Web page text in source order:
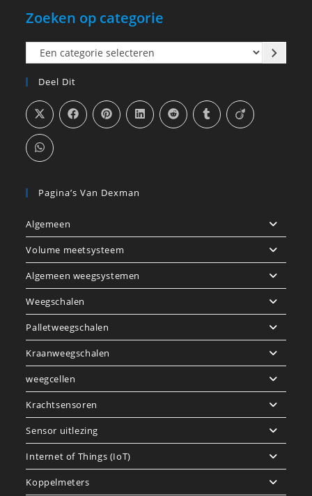
Zoeken op categorie
Een
categorie
selecteren
Deel Dit
Pagina’s Van Dexman
Algemeen
Volume meetsysteem
Algemeen weegsystemen
Weegschalen
Palletweegschalen
Kraanweegschalen
weegcellen
Krachtsensoren
Sensor uitlezing
Internet of Things (IoT)
Koppelmeters